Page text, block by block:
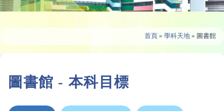
首頁 » 學科天地 » 圖書館
圖書館 - 本科目標